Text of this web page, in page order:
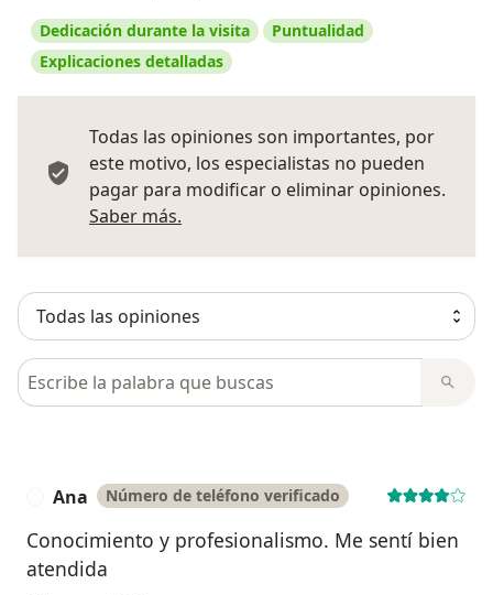
Dedicación durante la visita
Puntualidad
Explicaciones detalladas
Todas las opiniones son importantes, por
este motivo, los especialistas no pueden
pagar para modificar o eliminar opiniones.
Saber más.
Busca en opiniones
Ana Número de teléfono verificado
Conocimiento y profesionalismo. Me sentí bien
atendida